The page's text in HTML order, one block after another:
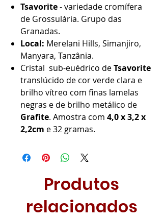
Tsavorite- variedade cromífera
de Grossulária. Grupo das
Granadas.
Local: Merelani Hills, Simanjiro,
Manyara, Tanzânia.
Cristal sub-euédrico deTsavorite
translúcido de cor verde clara e
brilho vítreo com finas lamelas
negras e de brilho metálico de
Grafite. Amostra com 4,0 x 3,2 x
2,2cm e 32 gramas.
Produtos
relacionados